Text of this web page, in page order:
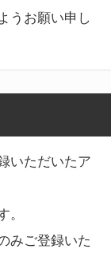
うお願い申し
いただいたア
。
みご登録いた